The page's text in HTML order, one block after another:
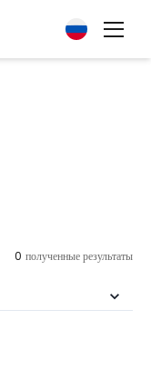
0 полученные результаты